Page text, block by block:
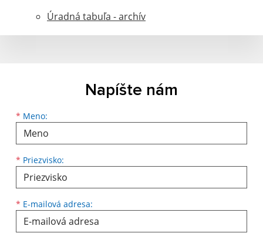
Úradná tabuľa - archív
Napíšte nám
* Meno:
Meno
* Priezvisko:
Priezvisko
* E-mailová adresa:
E-mailová adresa